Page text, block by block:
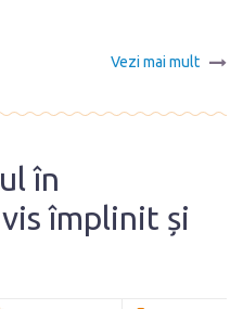
Vezi mai mult
în
împlinit și